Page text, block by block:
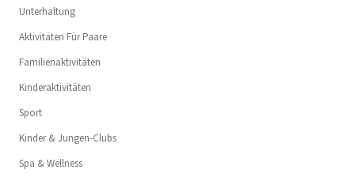
Unterhaltung
Aktivitäten Für Paare
Familienaktivitäten
Kinderaktivitäten
Sport
Kinder & Jungen-Clubs
Spa & Wellness